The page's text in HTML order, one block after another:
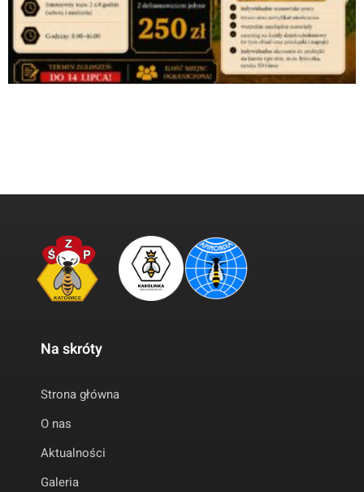
Na skróty
Strona główna
O nas
Aktualności
Galeria